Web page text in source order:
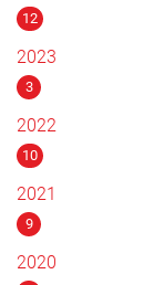
12
2023
3
2022
10
2021
9
2020